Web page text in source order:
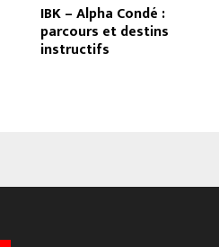
IBK – Alpha Condé :
parcours et destins
instructifs